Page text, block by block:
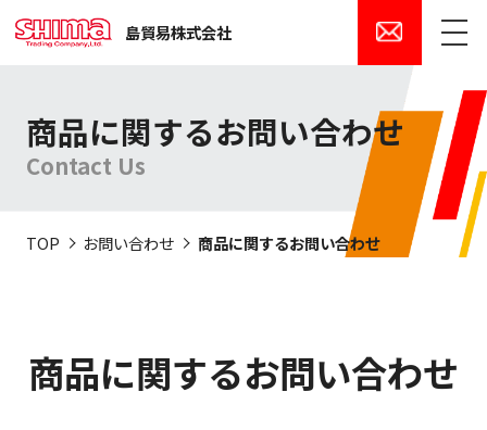
島貿易株式会社
商品に関するお問い合わせ
Contact Us
TOP お問い合わせ 商品に関するお問い合わせ
商品に関するお問い合わせ